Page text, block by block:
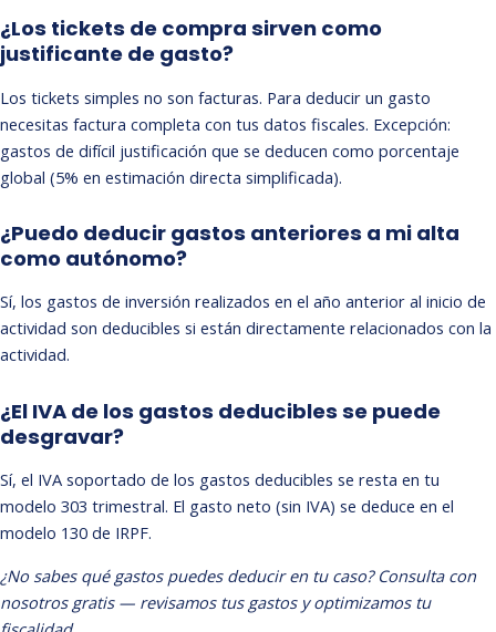
¿Los tickets de compra sirven como
justificante de gasto?
Los tickets simples no son facturas. Para deducir un gasto
necesitas factura completa con tus datos fiscales. Excepción:
gastos de difícil justificación que se deducen como porcentaje
global (5% en estimación directa simplificada).
¿Puedo deducir gastos anteriores a mi alta
como autónomo?
Sí, los gastos de inversión realizados en el año anterior al inicio de
actividad son deducibles si están directamente relacionados con la
actividad.
¿El IVA de los gastos deducibles se puede
desgravar?
Sí, el IVA soportado de los gastos deducibles se resta en tu
modelo 303 trimestral. El gasto neto (sin IVA) se deduce en el
modelo 130 de IRPF.
¿No sabes qué gastos puedes deducir en tu caso? Consulta con
nosotros gratis— revisamos tus gastos y optimizamos tu